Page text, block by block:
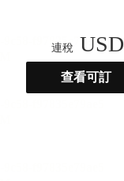
連稅 USD
查看可訂